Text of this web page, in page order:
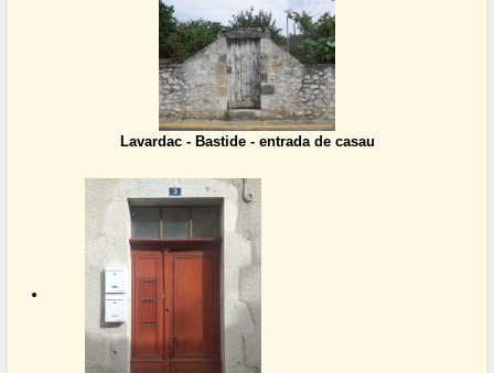
Lavardac - Bastide - entrada de casau